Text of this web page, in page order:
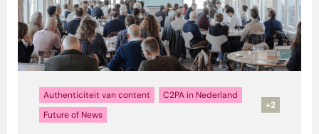
Authenticiteit van content
C2PA in Nederland
Future of News
+2